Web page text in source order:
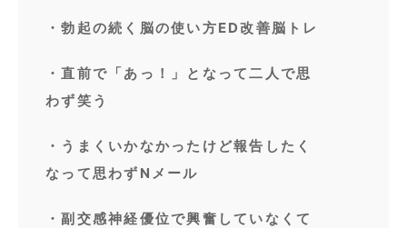
・勃起の続く脳の使い方ED改善脳トレ
・直前で「あっ！」となって二人で思
わず笑う
・うまくいかなかったけど報告したく
なって思わずNメール
・副交感神経優位で興奮していなくて